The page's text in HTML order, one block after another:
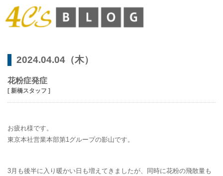
2024.04.04（木）
花粉症発症
[ 新橋スタッフ ]
お疲れ様です。
東京本社営業本部第1グループの影山です。
3月も後半に入り暖かい日も増えてきましたが、同時に花粉の飛散量も